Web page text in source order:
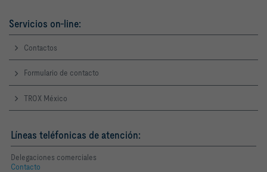
Servicios on-line:
Contactos
Formulario de contacto
TROX México
Líneas teléfonicas de atención:
Delegaciones comerciales
Contacto